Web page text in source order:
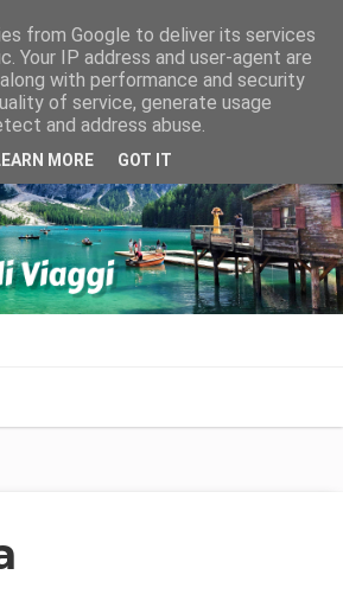
from Google to deliver its services
Your IP address and user-agent are
with performance and security
of service, generate usage
and address abuse.
MORE GOT IT